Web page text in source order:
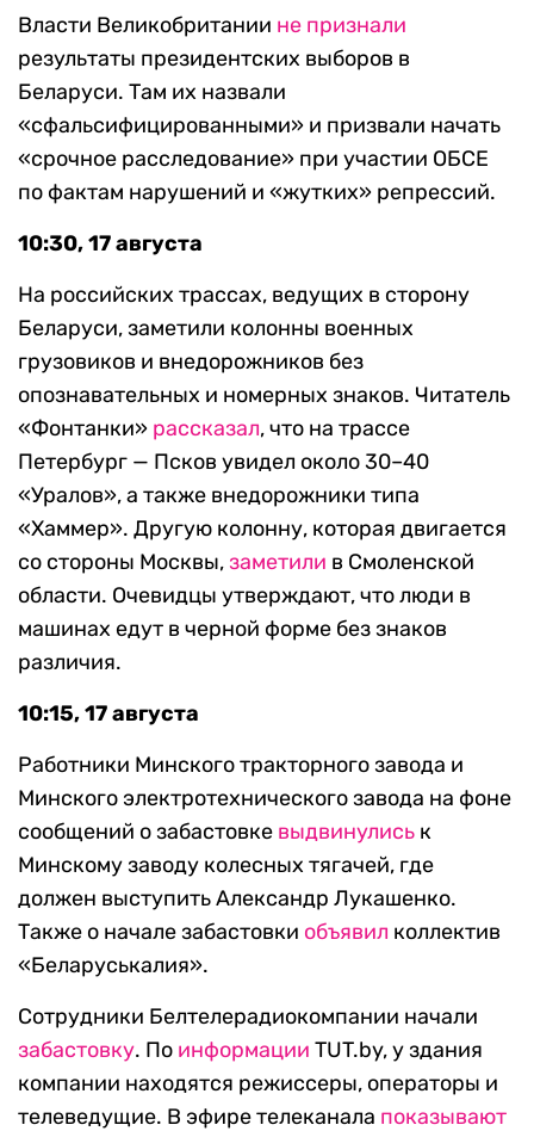
Власти Великобритании не признали
результаты президентских выборов в
Беларуси. Там их назвали
«сфальсифицированными» и призвали начать
«срочное расследование» при участии ОБСЕ
по фактам нарушений и «жутких» репрессий.
10:30, 17 августа
На российских трассах, ведущих в сторону
Беларуси, заметили колонны военных
грузовиков и внедорожников без
опознавательных и номерных знаков. Читатель
«Фонтанки» рассказал, что на трассе
Петербург — Псков увидел около 30–40
«Уралов», а также внедорожники типа
«Хаммер». Другую колонну, которая двигается
со стороны Москвы,заметили в Смоленской
области. Очевидцы утверждают, что люди в
машинах едут в черной форме без знаков
различия.
10:15, 17 августа
Работники Минского тракторного завода и
Минского электротехнического завода на фоне
сообщений о забастовке выдвинулись к
Минскому заводу колесных тягачей, где
должен выступить Александр Лукашенко.
Также о начале забастовки объявил коллектив
«Беларуськалия».
Сотрудники Белтелерадиокомпании начали
забастовку. По информации TUT.by, у здания
компании находятся режиссеры, операторы и
телеведущие. В эфире телеканала показывают